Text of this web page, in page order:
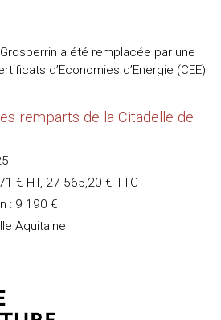
a été remplacée par une
d’Economies d’Energie (CEE)
remparts de la Citadelle de
€ HT, 27 565,20 € TTC
: 9 190 €
Aquitaine